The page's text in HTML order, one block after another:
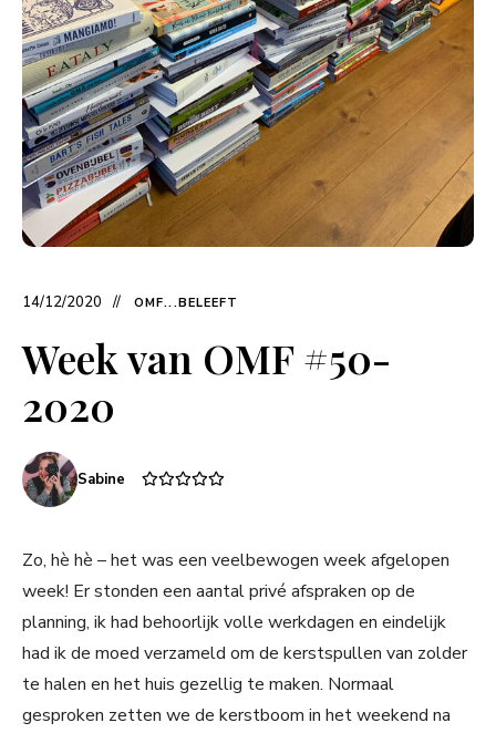
14/12/2020 OMF...BELEEFT
Week van OMF #50-
2020
Sabine
Zo, hè hè – het was een veelbewogen week afgelopen
week! Er stonden een aantal privé afspraken op de
planning, ik had behoorlijk volle werkdagen en eindelijk
had ik de moed verzameld om de kerstspullen van zolder
te halen en het huis gezellig te maken. Normaal
gesproken zetten we de kerstboom in het weekend na